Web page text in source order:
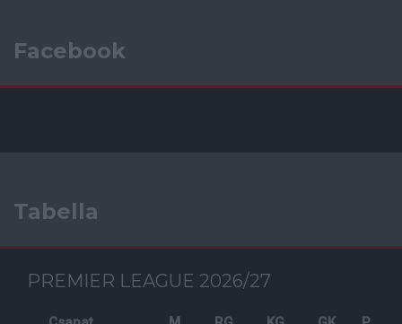
Facebook
Tabella
PREMIER LEAGUE 2026/27